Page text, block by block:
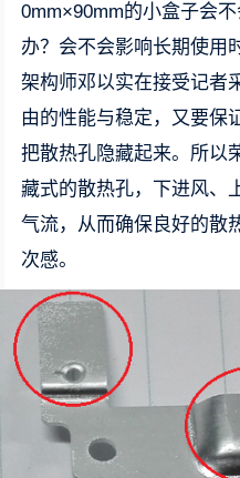
0mm×90mm的小盒子会
办？会不会影响长期使用
架构师邓以实在接受记者
由的性能与稳定，又要保
把散热孔隐藏起来。所以
藏式的散热孔，下进风、
气流，从而确保良好的散
次感。